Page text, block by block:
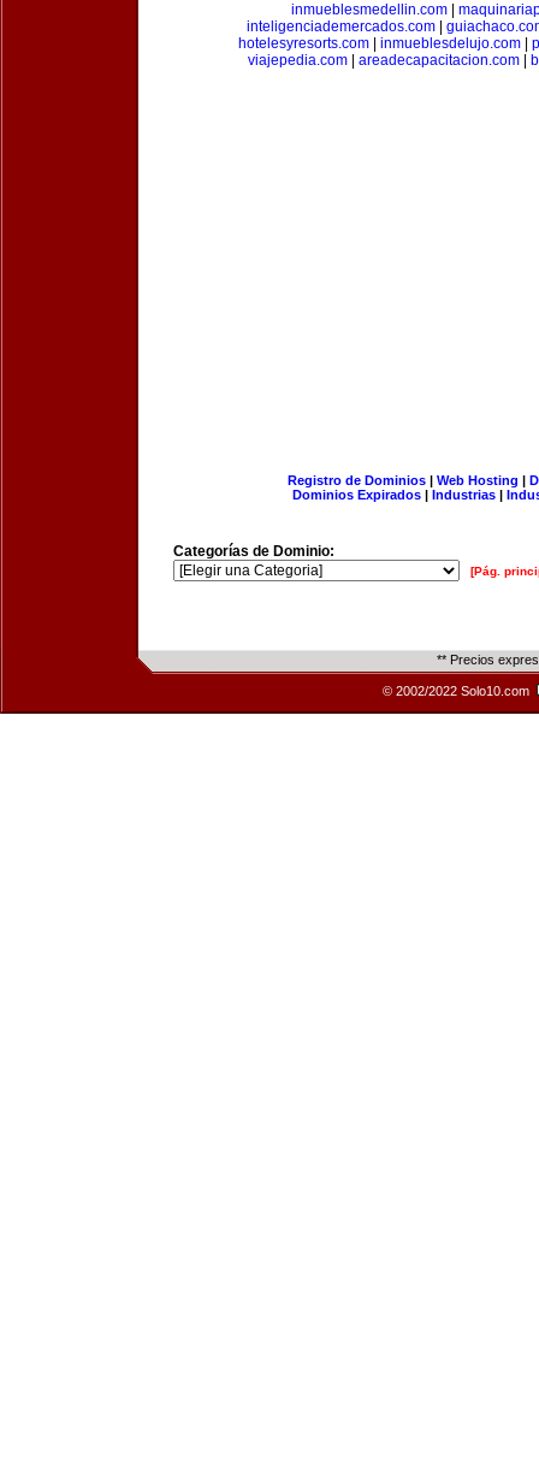
inmueblesmedellin.com
inteligenciademercados.com
hotelesyresorts.com
inmueblesdelujo.com
viajepedia.com| areadecapacitacion.com|
Registro de Dominios| Web Hosting |
Dominios Expirados | Industrias |
Categorías de Dominio:
[Pág.
** Precios
© 2002/2022 Solo10.com